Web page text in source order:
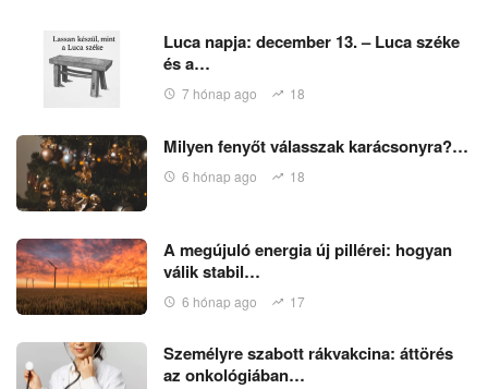
Luca napja: december 13. – Luca széke
és a…
7 hónap ago 18
Milyen fenyőt válasszak karácsonyra?…
6 hónap ago 18
A megújuló energia új pillérei: hogyan
válik stabil…
6 hónap ago 17
Személyre szabott rákvakcina: áttörés
az onkológiában…